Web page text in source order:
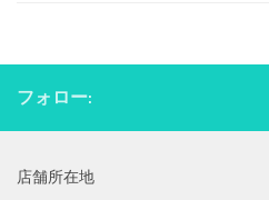
フォロー:
店舗所在地